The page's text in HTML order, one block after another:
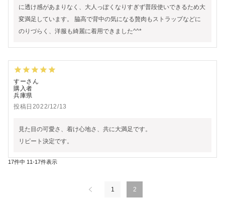
に透け感があまりなく、大人っぽくなりすぎず普段使いできるため大
変満足しています。 脇高で背中の気になる贅肉もストラップなどに
のりづらく、洋服も綺麗に着用できました^^*
すー
購入者
兵庫県
投稿日 2022/12/13
見た目の可愛さ、着け心地さ、共に大満足です。
リピート決定です。
17件中 11 -17件表示
1 2